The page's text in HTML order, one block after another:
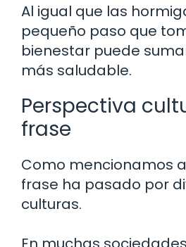
Al igual que las
pequeño paso que
bienestar puede
más saludable.
Perspectiva
frase
Como mencionamos
frase ha pasado por
culturas.